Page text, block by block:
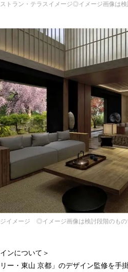
トラン・テラスイメージ◎イメージ画像は
イメージ ◎イメージ画像は検討段階のもの
ンについて＞
リー・東山 京都」のデザイン監修を